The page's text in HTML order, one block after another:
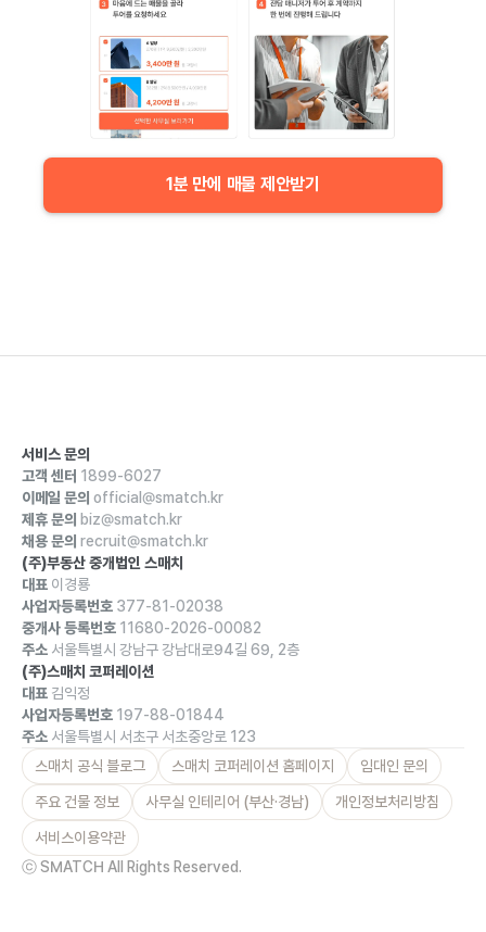
1분 만에 매물 제안받기
서비스 문의
고객 센터 1899-6027
이메일 문의 official@smatch.kr
제휴 문의 biz@smatch.kr
채용 문의 recruit@smatch.kr
(주)부동산 중개법인 스매치
대표 이경룡
사업자등록번호 377-81-02038
중개사 등록번호 11680-2026-00082
주소 서울특별시 강남구 강남대로94길 69, 2층
(주)스매치 코퍼레이션
대표 김익정
사업자등록번호 197-88-01844
주소 서울특별시 서초구 서초중앙로 123
스매치 공식 블로그
스매치 코퍼레이션 홈페이지 임대인 문의
주요 건물 정보 사무실 인테리어 (부산·경남) 개인정보처리방침
서비스이용약관
ⓒ SMATCH All Rights Reserved.